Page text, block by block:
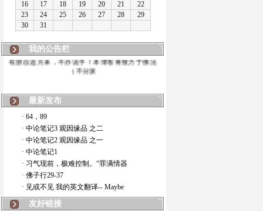
我的公告栏
有朋自远方来，不亦说乎！本博客将致力于佛法
（不分派
最新发布
· 64，89
· 中论笔记3 观因缘品 之二
· 中论笔记2 观因缘品 之一
· 中论笔记1
· 习气现前，极难控制。“罪满情器
· 佛子行29-37
· 见或不见 我的英文翻译-- Maybe
友好链接